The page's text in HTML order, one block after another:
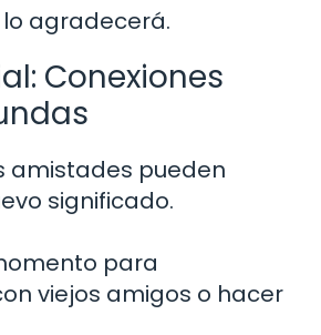
agradecerá.
Conexiones
amistades pueden
significado.
para
viejos amigos o hacer